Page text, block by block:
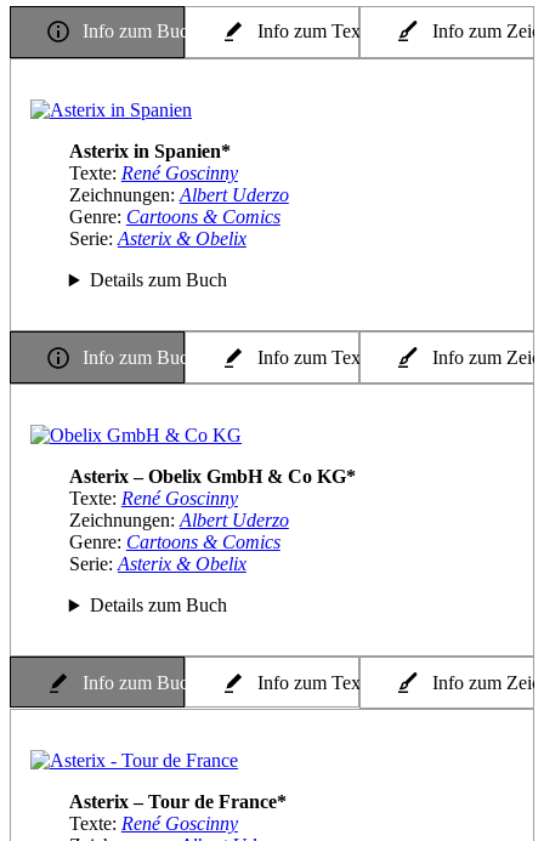
Info zum Buch Info zum Texter Info zum
Asterix in Spanien*
Texte: René Goscinny
Zeichnungen: Albert Uderzo
Genre: Cartoons & Comics
Serie: Asterix & Obelix
Details zum Buch
Info zum Buch Info zum Texter Info zum
Asterix – Obelix GmbH & Co KG*
Texte: René Goscinny
Zeichnungen: Albert Uderzo
Genre: Cartoons & Comics
Serie: Asterix & Obelix
Details zum Buch
Info zum Buch Info zum Texter Info zum
Asterix – Tour de France*
Texte: René Goscinny